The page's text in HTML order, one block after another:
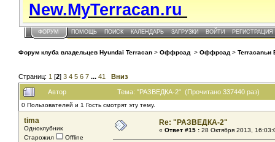
New.MyTerracan.ru
ФОРУМ ПОМОЩЬ ПОИСК КАЛЕНДАРЬ ЗАГРУЗКИ ВОЙТИ РЕГИСТРАЦИЯ
Форум клуба владельцев Hyundai Terracan > Оффроад > Оффроад > Terracanьи
Страниц: 1 [2] 3 4 5 6 7 ... 41 Вниз
Автор Тема: "РАЗВЕДКА-2" (Прочитано 337440 раз)
0 Пользователей и 1 Гость смотрят эту тему.
tima
Одноклубник
Старожил
Offline
Re: "РАЗВЕДКА-2"
« Ответ #15 : 28 Октября 2013,